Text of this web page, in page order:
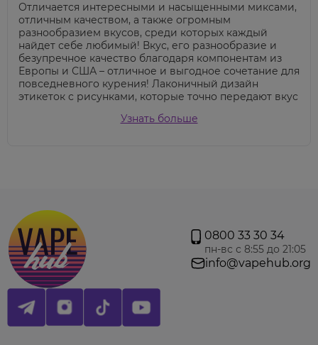
Отличается интересными и насыщенными миксами,
отличным качеством, а также огромным
разнообразием вкусов, среди которых каждый
найдет себе любимый! Вкус, его разнообразие и
безупречное качество благодаря компонентам из
Европы и США – отличное и выгодное сочетание для
повседневного курения! Лаконичный дизайн
этикеток с рисунками, которые точно передают вкус
Палитра вкусов:
Airy Strawberry– мороженое со сладкой
клубникой;;
Alpine Freshness– мята перечная;;
American Breakfast– классический
Узнать больше
0800 33 30 34
пн-вс с 8:55 до 21:05
info@vapehub.org